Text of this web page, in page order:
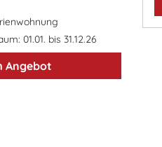
01.01. bis 31.12.26
Angebot